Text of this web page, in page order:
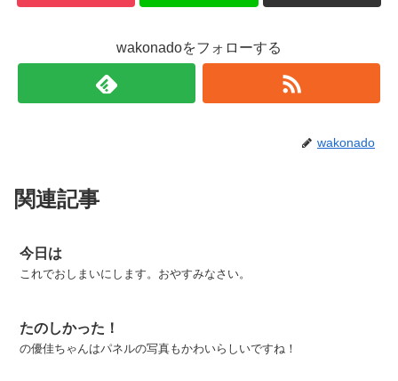
wakonadoをフォローする
wakonado
関連記事
今日は
これでおしまいにします。おやすみなさい。
たのしかった！
の優佳ちゃんはパネルの写真もかわいらしいですね！